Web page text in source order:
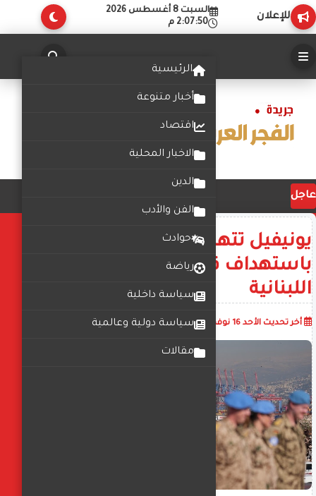
للإعلان
السبت 8 أغسطس 2026
2:07:50 م
الرئيسية
أخبار متنوعة
اقتصاد
الاخبار المحلية
الدين
الفن والأدب
حوادث
رياضة
سياسة داخلية
سياسة دولية وعالمية
مقالات
عاجل
يونيفيل تتهم إسرائيل
باستهداف قواتها داخل الأراضي
اللبنانية
أخر تحديث الأحد 16 نوفمبر 2025 02:13:23 م